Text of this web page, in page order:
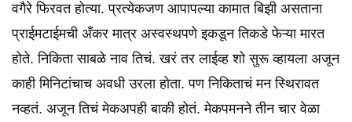
वगैरे फिरवत होत्या. प्रत्येकजण आपापल्या कामात बिझी असताना
प्राईमटाईमची अँकर मात्र अस्वस्थपणे इकडून तिकडे फेऱ्या मारत
होते. निकिता साबळे नाव तिचं. खरं तर लाईव्ह शो सुरू व्हायला अजून
काही मिनिटांचाच अवधी उरला होता. पण निकिताचं मन स्थिरावत
नव्हतं. अजून तिचं मेकअपही बाकी होतं. मेकपमनने तीन चार वेळा